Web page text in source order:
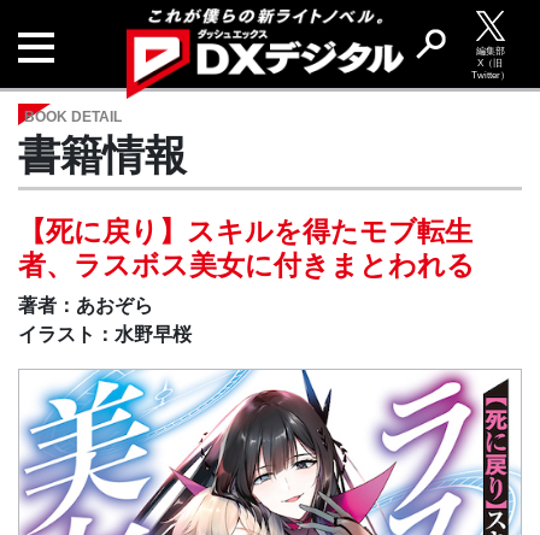
編集部
X（旧
Twitter）
BOOK DETAIL
書籍情報
【死に戻り】スキルを得たモブ転生
者、ラスボス美女に付きまとわれる
著者：あおぞら
イラスト：水野早桜